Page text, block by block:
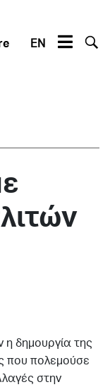
EN
η δημουργία της
που πολεμούσε
στην